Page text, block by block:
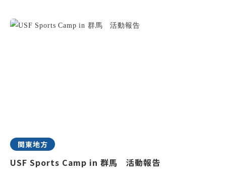
関東地方
USF Sports Camp in 群馬 活動報告